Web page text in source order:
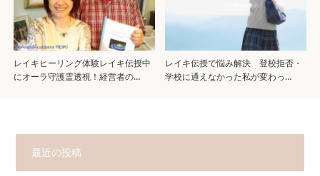
レイキヒーリング体験レイキ伝授中
にオーラ守護霊透視！経営者の…
レイキ伝授で悩み解決 登校拒否・
学校に通えなかった私が変わっ…
最近の投稿